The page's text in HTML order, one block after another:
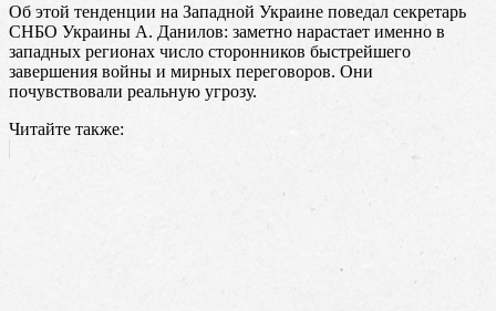
Об этой тенденции на Западной Украине поведал секретарь
СНБО Украины А. Данилов: заметно нарастает именно в
западных регионах число сторонников быстрейшего
завершения войны и мирных переговоров. Они
почувствовали реальную угрозу.
Читайте также: